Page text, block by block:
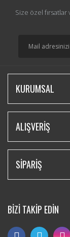
Size özel
KURUMSAL
ALIŞVERİŞ
SİPARİŞ
BİZİ TAKİP EDİN